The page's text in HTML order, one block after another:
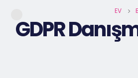
EV
GDPR